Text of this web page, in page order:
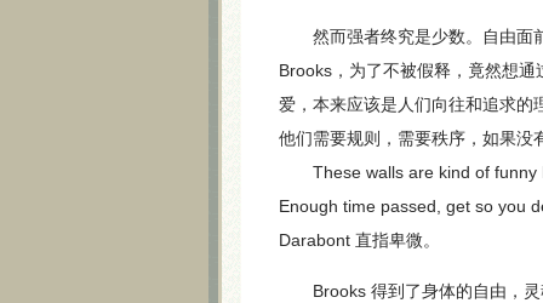
然而强者终究是少数。自由面
Brooks，为了不被假释，竟然想
爱，本来应该是人们向往和追求的
他们需要规则，需要秩序，如果没
These walls are kind of funny
Enough time passed, get so you
Darabont 直指卑微。
Brooks 得到了身体的自由，灵